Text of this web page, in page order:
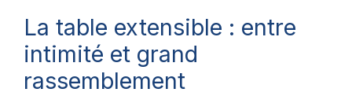
La table extensible : entre
intimité et grand
rassemblement